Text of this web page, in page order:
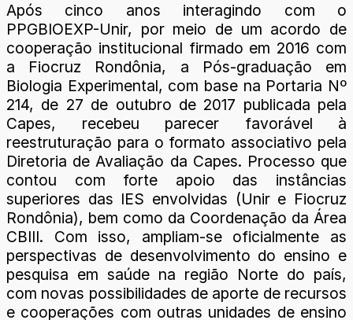
Após cinco anos interagindo com o
PPGBIOEXP-Unir, por meio de um acordo de
cooperação institucional firmado em 2016 com
a Fiocruz Rondônia, a Pós-graduação em
Biologia Experimental, com base na Portaria Nº
214, de 27 de outubro de 2017 publicada pela
Capes, recebeu parecer favorável à
reestruturação para o formato associativo pela
Diretoria de Avaliação da Capes. Processo que
contou com forte apoio das instâncias
superiores das IES envolvidas (Unir e Fiocruz
Rondônia), bem como da Coordenação da Área
CBIII. Com isso, ampliam-se oficialmente as
perspectivas de desenvolvimento do ensino e
pesquisa em saúde na região Norte do país,
com novas possibilidades de aporte de recursos
e cooperações com outras unidades de ensino